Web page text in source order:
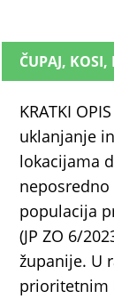
ČUPAJ,
KRATKI
uklanjanje
lokacijama
populacija
(JP ZO 6/
županije. U
prioritetnim